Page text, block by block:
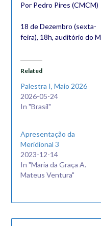
Por Pedro Pires (CMCM)
18 de Dezembro (sexta-
feira), 18h, auditório do
Related
Palestra I, Maio 2026
2026-05-24
In "Brasil"
Apresentação da
Meridional 3
2023-12-14
In "Maria da Graça A.
Mateus Ventura"